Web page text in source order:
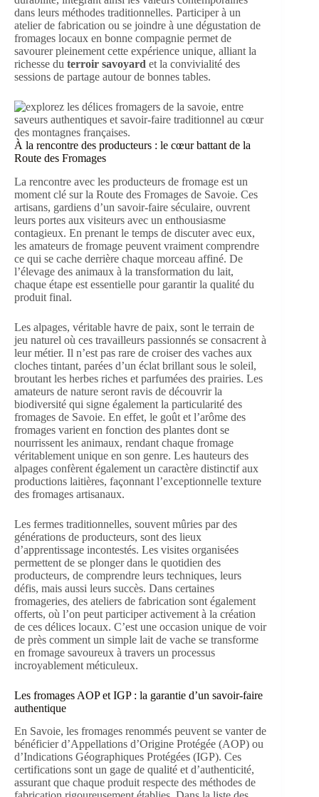
dans leurs méthodes traditionnelles. Participer à un
atelier de fabrication ou se joindre à une dégustation de
fromages locaux en bonne compagnie permet de
savourer pleinement cette expérience unique, alliant la
richesse du terroir savoyard et la convivialité des
sessions de partage autour de bonnes tables.
À la rencontre des producteurs : le cœur battant de la
Route des Fromages
La rencontre avec les producteurs de fromage est un
moment clé sur la Route des Fromages de Savoie. Ces
artisans, gardiens d’un savoir-faire séculaire, ouvrent
leurs portes aux visiteurs avec un enthousiasme
contagieux. En prenant le temps de discuter avec eux,
les amateurs de fromage peuvent vraiment comprendre
ce qui se cache derrière chaque morceau affiné. De
l’élevage des animaux à la transformation du lait,
chaque étape est essentielle pour garantir la qualité du
produit final.
Les alpages, véritable havre de paix, sont le terrain de
jeu naturel où ces travailleurs passionnés se consacrent à
leur métier. Il n’est pas rare de croiser des vaches aux
cloches tintant, parées d’un éclat brillant sous le soleil,
broutant les herbes riches et parfumées des prairies. Les
amateurs de nature seront ravis de découvrir la
biodiversité qui signe également la particularité des
fromages de Savoie. En effet, le goût et l’arôme des
fromages varient en fonction des plantes dont se
nourrissent les animaux, rendant chaque fromage
véritablement unique en son genre. Les hauteurs des
alpages confèrent également un caractère distinctif aux
productions laitières, façonnant l’exceptionnelle texture
des fromages artisanaux.
Les fermes traditionnelles, souvent mûries par des
générations de producteurs, sont des lieux
d’apprentissage incontestés. Les visites organisées
permettent de se plonger dans le quotidien des
producteurs, de comprendre leurs techniques, leurs
défis, mais aussi leurs succès. Dans certaines
fromageries, des ateliers de fabrication sont également
offerts, où l’on peut participer activement à la création
de ces délices locaux. C’est une occasion unique de voir
de près comment un simple lait de vache se transforme
en fromage savoureux à travers un processus
incroyablement méticuleux.
Les fromages AOP et IGP : la garantie d’un savoir-faire
authentique
En Savoie, les fromages renommés peuvent se vanter de
bénéficier d’Appellations d’Origine Protégée (AOP) ou
d’Indications Géographiques Protégées (IGP). Ces
certifications sont un gage de qualité et d’authenticité,
assurant que chaque produit respecte des méthodes de